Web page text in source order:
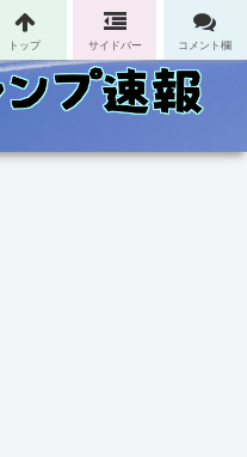
トップ サイドバー コメント欄